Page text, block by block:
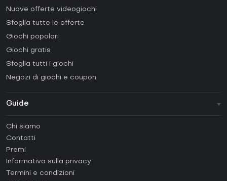
Nuove offerte videogiochi
Sfoglia tutte le offerte
Giochi popolari
Giochi gratis
Sfoglia tutti i giochi
Negozi di giochi e coupon
Guide
Come attivare una Steam CD Key?
Come attivare una Epic Games CD Key?
Come attivare una GOG CD Key?
Chi siamo
Contatti
Premi
Informativa sulla privacy
Termini e condizioni